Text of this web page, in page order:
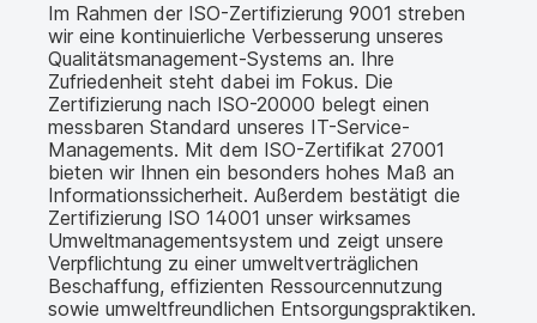
Im Rahmen der ISO-Zertifizierung 9001 streben
wir eine kontinuierliche Verbesserung unseres
Qualitätsmanagement-Systems an. Ihre
Zufriedenheit steht dabei im Fokus. Die
Zertifizierung nach ISO-20000 belegt einen
messbaren Standard unseres IT-Service-
Managements. Mit dem ISO-Zertifikat 27001
bieten wir Ihnen ein besonders hohes Maß an
Informationssicherheit. Außerdem bestätigt die
Zertifizierung ISO 14001 unser wirksames
Umweltmanagementsystem und zeigt unsere
Verpflichtung zu einer umweltverträglichen
Beschaffung, effizienten Ressourcennutzung
sowie umweltfreundlichen Entsorgungspraktiken.